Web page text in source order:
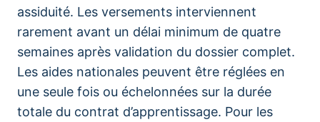
assiduité. Les versements interviennent
rarement avant un délai minimum de quatre
semaines après validation du dossier complet.
Les aides nationales peuvent être réglées en
une seule fois ou échelonnées sur la durée
totale du contrat d’apprentissage. Pour les